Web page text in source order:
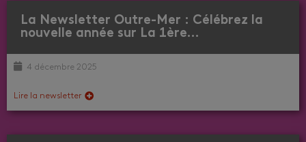
La Newsletter Outre-Mer : Célébrez la
nouvelle année sur La 1ère…
4 décembre 2025
Lire la newsletter